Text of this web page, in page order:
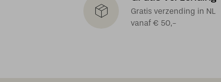
Gratis verzending in NL
vanaf € 50,-